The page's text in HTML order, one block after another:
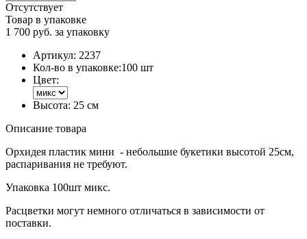
Отсутствует
Товар в упаковке
1 700 руб. за упаковку
Артикул: 2237
Кол-во в упаковке:100 шт
Цвет:
Высота: 25 см
Описание товара
Орхидея пластик мини - небольшие букетики высотой 25см,
распаривания не требуют.
Упаковка 100шт микс.
Расцветки могут немного отличаться в зависимости от
поставки.